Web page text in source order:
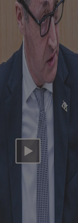
Video abspielen